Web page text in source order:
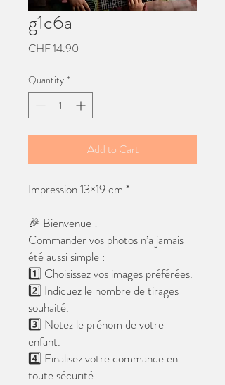
g1c6a
CHF 14.90
Quantity *
Add to Cart
Impression 13×19 cm *
🎉 Bienvenue !
Commander vos photos n’a jamais
été aussi simple :
1️⃣ Choisissez vos images préférées.
2️⃣ Indiquez le nombre de tirages
souhaité.
3️⃣ Notez le prénom de votre
enfant.
4️⃣ Finalisez votre commande en
toute sécurité.